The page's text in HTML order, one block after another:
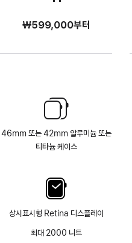
₩599,000부터
46mm 또는 42mm 알루미늄 또는
티타늄 케이스
상시표시형 Retina 디스플레이
최대 2000 니트